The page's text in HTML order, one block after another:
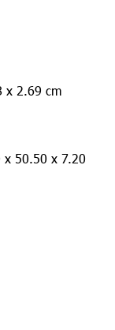
x 2.69 cm
x 50.50 x 7.20